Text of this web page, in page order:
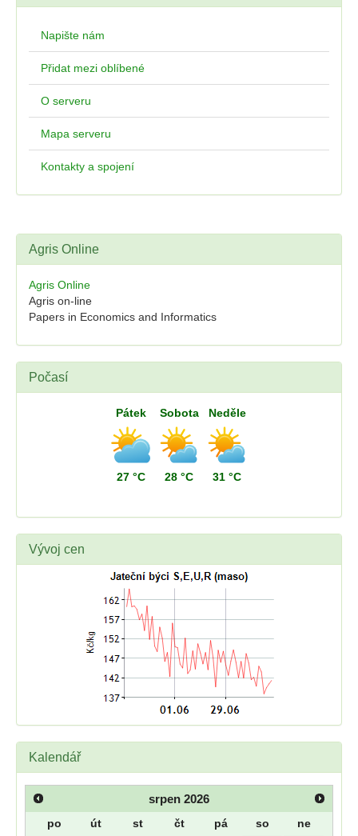
Napište nám
Přidat mezi oblíbené
O serveru
Mapa serveru
Kontakty a spojení
Agris Online
Agris Online
Agris on-line
Papers in Economics and Informatics
Počasí
Pátek
27 °C
Sobota
28 °C
Neděle
31 °C
Vývoj cen
Kalendář
srpen 2026
po út st čt pá so ne